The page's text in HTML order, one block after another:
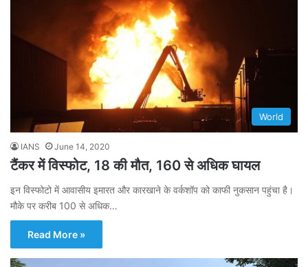
World
IANS June 14, 2020
टैंकर में विस्फोट, 18 की मौत, 160 से अधिक घायल
इन विस्फोटो में आवासीय इमारत और कारखाने के वर्कशॉप को काफी नुकसान पहुंचा है।
मौके पर करीब 100 से अधिक…
Read More »